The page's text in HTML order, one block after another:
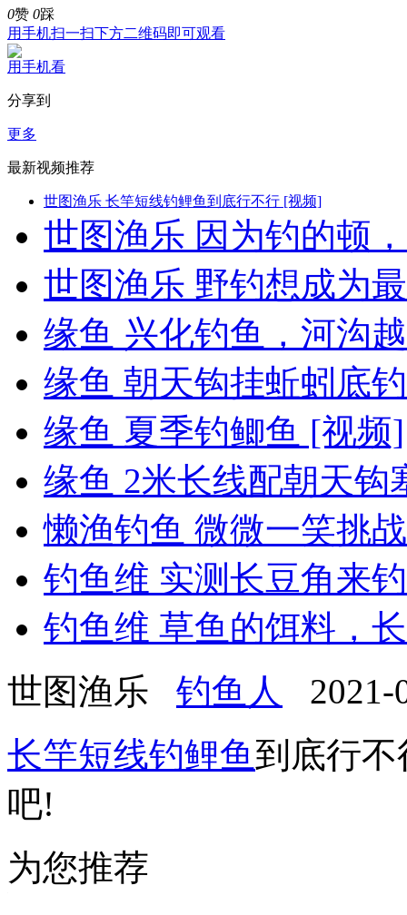
0赞 0踩
用手机扫一扫下方二维码即可观看
用手机看
分享到
更多
最新视频推荐
世图渔乐 长竿短线钓鲤鱼到底行不行 [视频]
世图渔乐 因为钓的顿
世图渔乐 野钓想成为
缘鱼 兴化钓鱼，河沟
缘鱼 朝天钩挂蚯蚓底
缘鱼 夏季钓鲫鱼 [视频]
缘鱼 2米长线配朝天钩
懒渔钓鱼 微微一笑挑
钓鱼维 实测长豆角来
钓鱼维 草鱼的饵料，
世图渔乐 钓鱼人
2021-
长竿短线钓鲤鱼到底行
吧!
为您推荐